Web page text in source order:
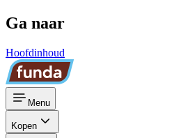
Ga naar
Hoofdinhoud
Menu
Kopen